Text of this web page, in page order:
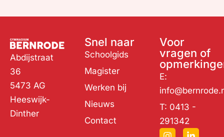
Abdijstraat
36
5473 AG
Heeswijk-
Dinther
Snel naar
Schoolgids
Magister
Werken bij
Nieuws
Contact
Voor
vragen of
E:
T: 0413 -
291342